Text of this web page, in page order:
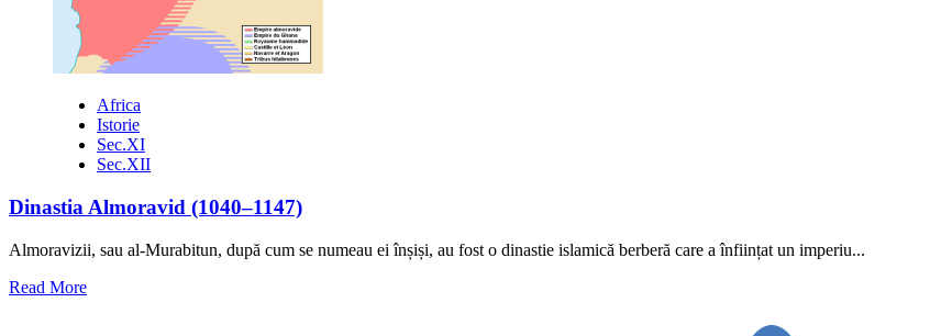
Africa
Istorie
Sec.XI
Sec.XII
Dinastia Almoravid (1040–1147)
Almoravizii, sau al-Murabitun, după cum se numeau ei înșiși, au fost o dinastie islamică berberă care a înființat un imperiu...
Read MoreRead